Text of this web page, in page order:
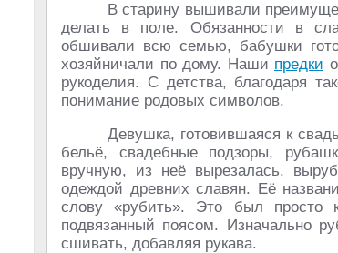
В старину вышивали
делать в поле. Обязанности в
обшивали всю семью, бабушки
хозяйничали по дому. Наши предки
рукоделия. С детства, благодаря
понимание родовых символов.
Девушка, готовившаяся к
бельё, свадебные подзоры,
вручную, из неё вырезалась,
одеждой древних славян. Её
слову «рубить». Это был просто
подвязанный поясом. Изначально
сшивать, добавляя рукава.